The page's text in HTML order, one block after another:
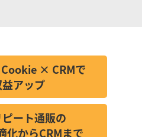
× CRMで
アップ
ート通販の
化からCRMまで